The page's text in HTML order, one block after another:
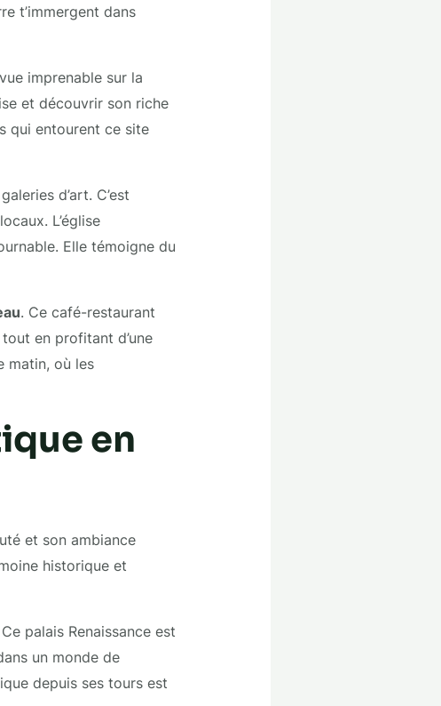
t’immergent dans
imprenable sur la
et découvrir son riche
qui entourent ce site
d’art. C’est
L’église
Elle témoigne du
. Ce café-restaurant
en profitant d’une
matin, où les
en
et son ambiance
historique et
palais Renaissance est
un monde de
depuis ses tours est